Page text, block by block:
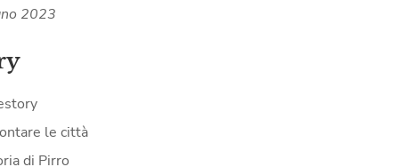
2023
le città
di Pirro